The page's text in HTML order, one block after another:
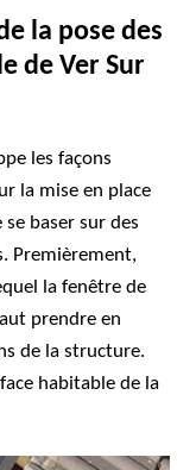
la pose des
de Ver Sur
les façons
la mise en place
baser sur des
Premièrement,
la fenêtre de
prendre en
de la structure.
habitable de la